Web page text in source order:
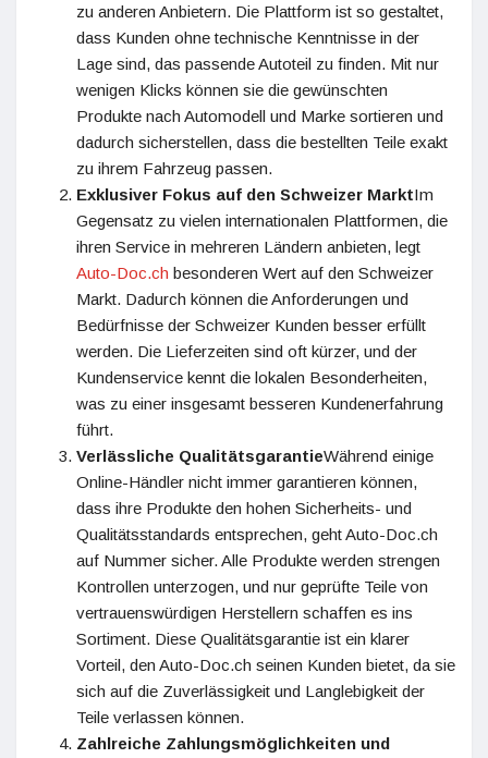
zu anderen Anbietern. Die Plattform ist so gestaltet,
dass Kunden ohne technische Kenntnisse in der
Lage sind, das passende Autoteil zu finden. Mit nur
wenigen Klicks können sie die gewünschten
Produkte nach Automodell und Marke sortieren und
dadurch sicherstellen, dass die bestellten Teile exakt
zu ihrem Fahrzeug passen.
Exklusiver Fokus auf den Schweizer MarktIm
Gegensatz zu vielen internationalen Plattformen, die
ihren Service in mehreren Ländern anbieten, legt
Auto-Doc.ch besonderen Wert auf den Schweizer
Markt. Dadurch können die Anforderungen und
Bedürfnisse der Schweizer Kunden besser erfüllt
werden. Die Lieferzeiten sind oft kürzer, und der
Kundenservice kennt die lokalen Besonderheiten,
was zu einer insgesamt besseren Kundenerfahrung
führt.
Verlässliche QualitätsgarantieWährend einige
Online-Händler nicht immer garantieren können,
dass ihre Produkte den hohen Sicherheits- und
Qualitätsstandards entsprechen, geht Auto-Doc.ch
auf Nummer sicher. Alle Produkte werden strengen
Kontrollen unterzogen, und nur geprüfte Teile von
vertrauenswürdigen Herstellern schaffen es ins
Sortiment. Diese Qualitätsgarantie ist ein klarer
Vorteil, den Auto-Doc.ch seinen Kunden bietet, da sie
sich auf die Zuverlässigkeit und Langlebigkeit der
Teile verlassen können.
Zahlreiche Zahlungsmöglichkeiten und